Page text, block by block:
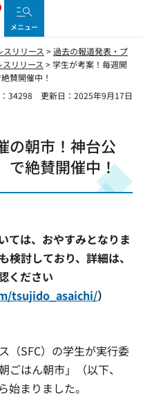
メニュー
リリース >過去の報道発表・プ
リリース > 学生が考案！毎週開
賛開催中！
34298
更新日：2025年9月17日
の朝市！神台公
で絶賛開催中！
ては、おやすみとなりま
検討しており、詳細は、
ください
tsujido_asaichi/）
（SFC）の学生が実行委
ごはん朝市」（以下、
始まりました。